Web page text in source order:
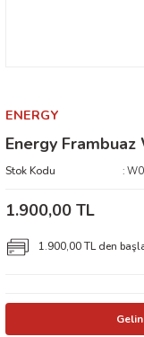
ENERGY
Energy
Stok Kodu
1.900,00 TL
1.900,00 TL den